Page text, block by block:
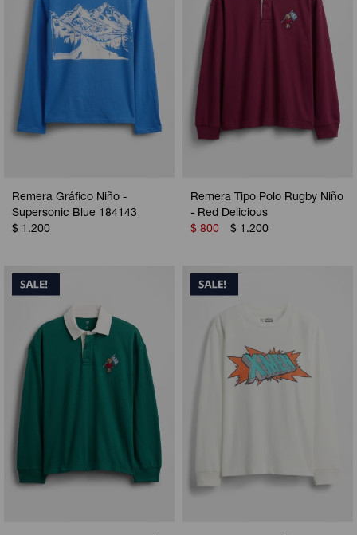
Remera Gráfico Niño -
Supersonic Blue 184143
$ 1.200
Remera Tipo Polo Rugby Niño
- Red Delicious
$ 800 $ 1.200